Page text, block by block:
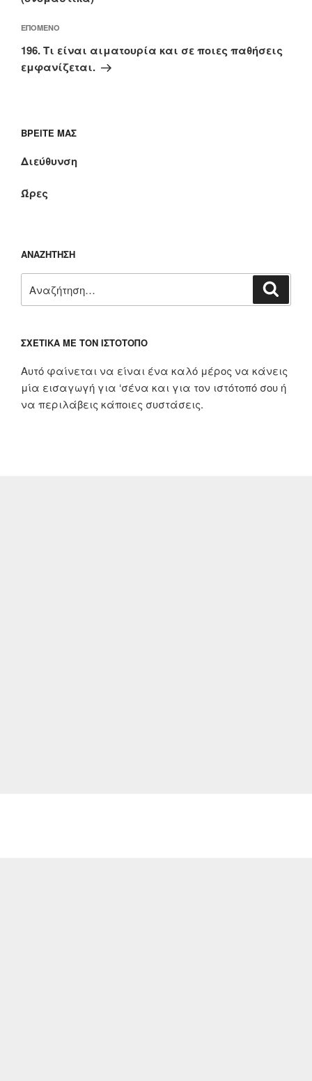
Επόμενο
άρθρο
ΕΠΌΜΕΝΟ
196. Τι είναι αιματουρία και σε ποιες παθήσεις
εμφανίζεται.
ΒΡΕΊΤΕ ΜΑΣ
Διεύθυνση
Ώρες
ΑΝΑΖΉΤΗΣΗ
για:
ΣΧΕΤΙΚΆ ΜΕ ΤΟΝ ΙΣΤΌΤΟΠΟ
Αυτό φαίνεται να είναι ένα καλό μέρος να κάνεις
μία εισαγωγή για ‘σένα και για τον ιστότοπό σου ή
να περιλάβεις κάποιες συστάσεις.